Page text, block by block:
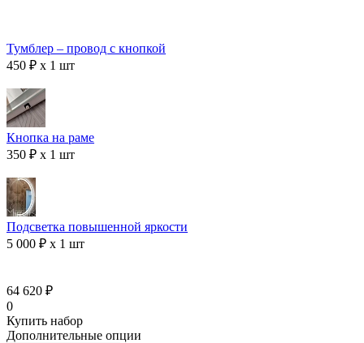
Тумблер – провод с кнопкой
450 ₽ x 1 шт
Кнопка на раме
350 ₽ x 1 шт
Подсветка повышенной яркости
5 000 ₽ x 1 шт
64 620 ₽
0
Купить набор
Дополнительные опции